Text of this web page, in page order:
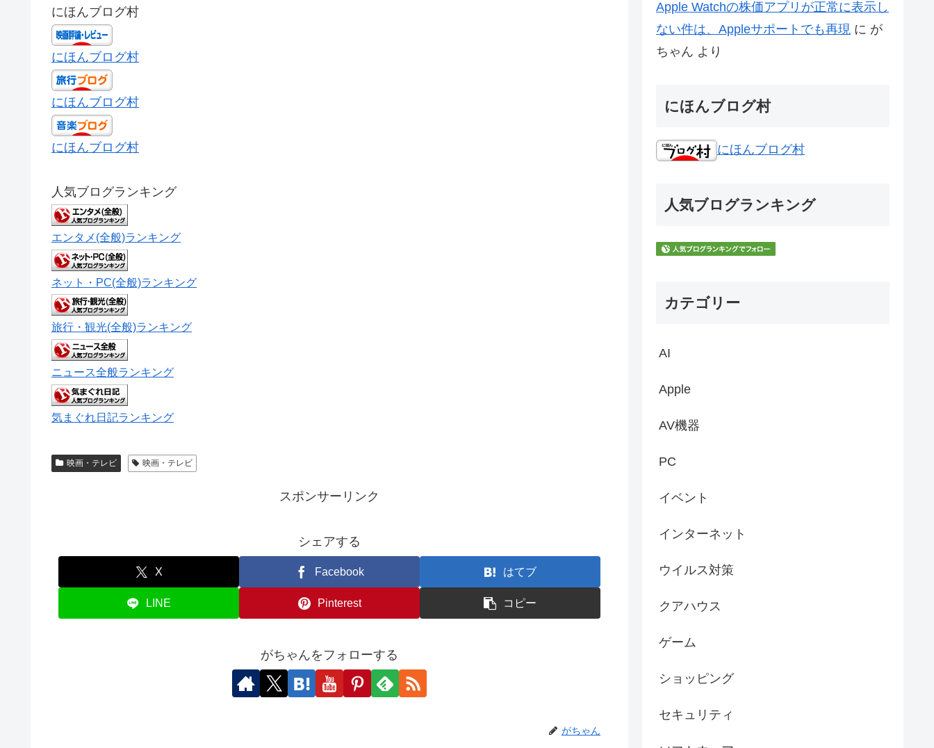
にほんブログ村
にほんブログ村
にほんブログ村
にほんブログ村
人気ブログランキング
エンタメ(全般)ランキング
ネット・PC(全般)ランキング
旅行・観光(全般)ランキング
ニュース全般ランキング
気まぐれ日記ランキング
映画・テレビ 映画・テレビ
スポンサーリンク
シェアする
X Facebook はてブ
LINE Pinterest コピー
がちゃんをフォローする
がちゃん
Apple Watchの株価アプリが正常に表示し
ない件は、Appleサポートでも再現 に が
ちゃん より
にほんブログ村
にほんブログ村
人気ブログランキング
カテゴリー
AI
Apple
AV機器
PC
イベント
インターネット
ウイルス対策
クアハウス
ゲーム
ショッピング
セキュリティ